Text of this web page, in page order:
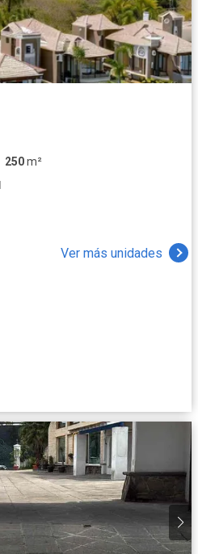
250m²
Ver más unidades